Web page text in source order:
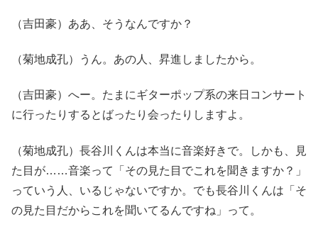
（吉田豪）ああ、そうなんですか？
（菊地成孔）うん。あの人、昇進しましたから。
（吉田豪）へー。たまにギターポップ系の来日コンサート
に行ったりするとばったり会ったりしますよ。
（菊地成孔）長谷川くんは本当に音楽好きで。しかも、見
た目が……音楽って「その見た目でこれを聞きますか？」
っていう人、いるじゃないですか。でも長谷川くんは「そ
の見た目だからこれを聞いてるんですね」って。